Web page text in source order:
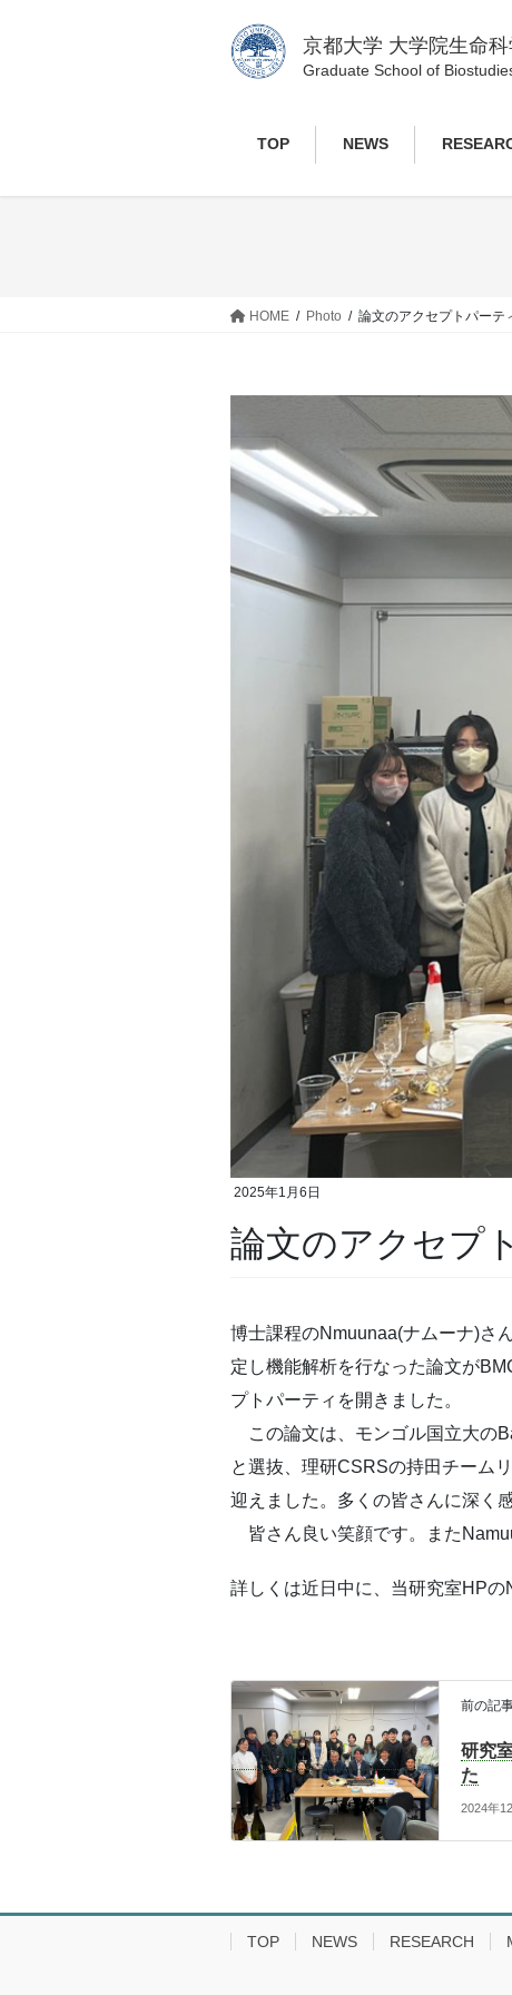
キ
に
京都大学 大学院生命
Graduate School of
TOP NEWS
HOME Photo 論文のアクセプトパーテ
2025年1月6日
論文のアクセプ
博士課程のNmuunaa(ナムーナ)さ
定し機能解析を行なった論文が
プトパーティを開きました。
この論文は、モンゴル国立大の
と選抜、理研CSRSの持田チーム
迎えました。多くの皆さんに深く
皆さん良い笑顔です。また
詳しくは近日中に、当研究室HPの
前の記
研究
た
2024年
TOP NEWS RESEARCH